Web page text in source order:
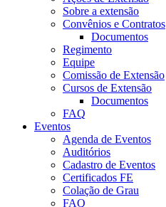
Sobre a extensão
Convênios e Contratos
Documentos
Regimento
Equipe
Comissão de Extensão
Cursos de Extensão
Documentos
FAQ
Eventos
Agenda de Eventos
Auditórios
Cadastro de Eventos
Certificados FE
Colação de Grau
FAQ